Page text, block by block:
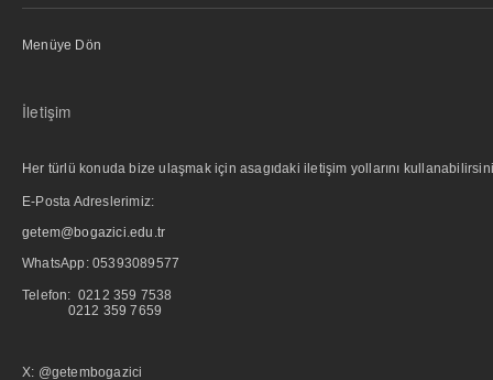
Menüye Dön
İletişim
Her türlü konuda bize ulaşmak için asagıdaki iletişim yollarını
E-Posta Adreslerimiz:
getem@bogazici.edu.tr
WhatsApp: 05393089577
Telefon: 0212 359 7538
0212 359 7659
X: @getembogazici